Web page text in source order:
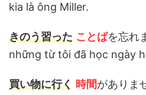
kia là ông Miller.
きのう習った ことばを忘れ
những từ tôi đã học ngày
買い物に行く 時間がありま